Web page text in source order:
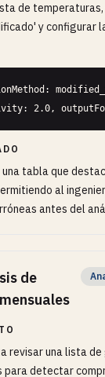
de
y configurar
2.0,
una tabla que
al
antes del
de
revisar una lista
para detectar